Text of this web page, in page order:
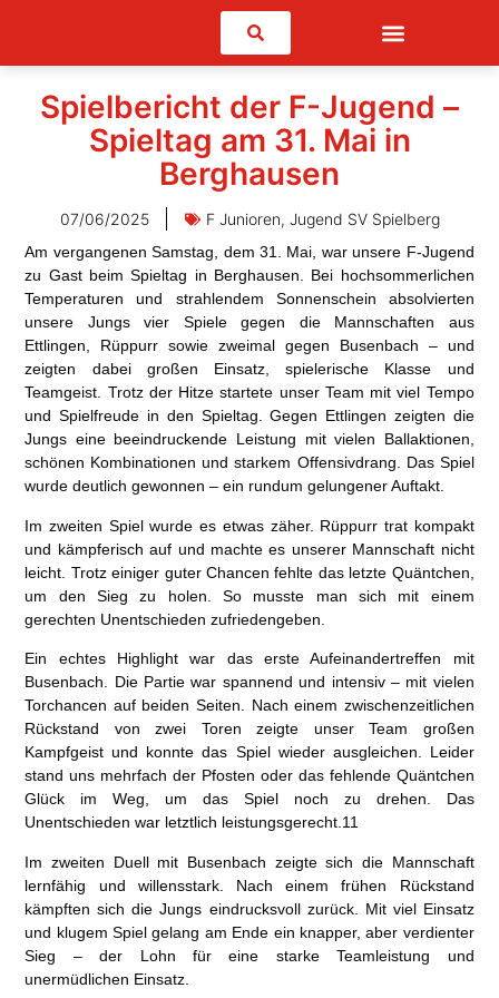
Suchen
Spielbericht der F-Jugend –
Spieltag am 31. Mai in
Berghausen
07/06/2025 F Junioren, Jugend SV Spielberg
Am vergangenen Samstag, dem 31. Mai, war unsere F-Jugend
zu Gast beim Spieltag in Berghausen. Bei hochsommerlichen
Temperaturen und strahlendem Sonnenschein absolvierten
unsere Jungs vier Spiele gegen die Mannschaften aus
Ettlingen, Rüppurr sowie zweimal gegen Busenbach – und
zeigten dabei großen Einsatz, spielerische Klasse und
Teamgeist. Trotz der Hitze startete unser Team mit viel Tempo
und Spielfreude in den Spieltag. Gegen Ettlingen zeigten die
Jungs eine beeindruckende Leistung mit vielen Ballaktionen,
schönen Kombinationen und starkem Offensivdrang. Das Spiel
wurde deutlich gewonnen – ein rundum gelungener Auftakt.
Im zweiten Spiel wurde es etwas zäher. Rüppurr trat kompakt
und kämpferisch auf und machte es unserer Mannschaft nicht
leicht. Trotz einiger guter Chancen fehlte das letzte Quäntchen,
um den Sieg zu holen. So musste man sich mit einem
gerechten Unentschieden zufriedengeben.
Ein echtes Highlight war das erste Aufeinandertreffen mit
Busenbach. Die Partie war spannend und intensiv – mit vielen
Torchancen auf beiden Seiten. Nach einem zwischenzeitlichen
Rückstand von zwei Toren zeigte unser Team großen
Kampfgeist und konnte das Spiel wieder ausgleichen. Leider
stand uns mehrfach der Pfosten oder das fehlende Quäntchen
Glück im Weg, um das Spiel noch zu drehen. Das
Unentschieden war letztlich leistungsgerecht.11
Im zweiten Duell mit Busenbach zeigte sich die Mannschaft
lernfähig und willensstark. Nach einem frühen Rückstand
kämpften sich die Jungs eindrucksvoll zurück. Mit viel Einsatz
und klugem Spiel gelang am Ende ein knapper, aber verdienter
Sieg – der Lohn für eine starke Teamleistung und
unermüdlichen Einsatz.